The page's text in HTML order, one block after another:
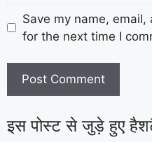
Save my name,
for the next time I
इस पोस्ट से जुड़े हुए